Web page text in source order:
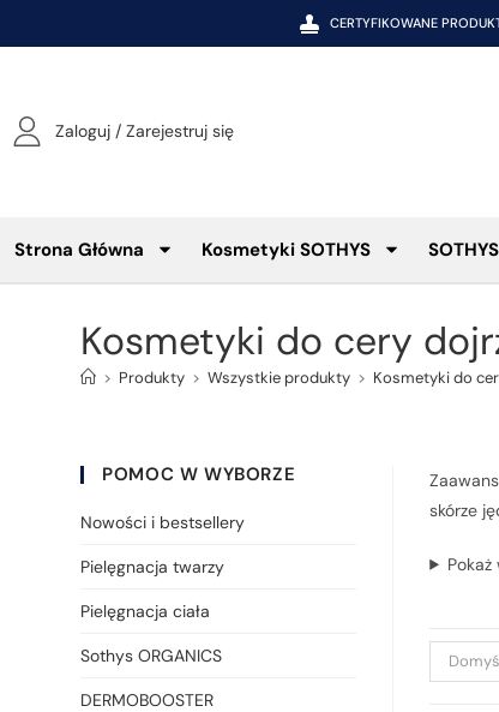
CERTYFIKOWANE
Zaloguj / Zarejestruj się
Strona Główna Kosmetyki SOTHYS
Kosmetyki do cery
> Produkty > Wszystkie produkty > Kosmetyki do
POMOC W WYBORZE
Nowości i bestsellery
Pielęgnacja twarzy
Pielęgnacja ciała
Sothys ORGANICS
DERMOBOOSTER
skórze